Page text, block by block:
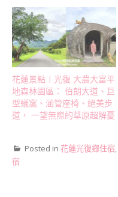
花蓮景點︱光復 大農大富平
地森林園區： 伯朗大道、巨
型蟻窩、涵管座椅、絕美步
道， 一望無際的草原超解憂
Posted in 花蓮光復鄉住宿,
宿